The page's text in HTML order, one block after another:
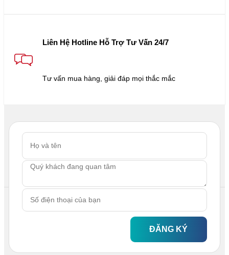
Liên Hệ Hotline Hỗ Trợ Tư Vấn 24/7
Tư vấn mua hàng, giải đáp mọi thắc mắc
ĐĂNG KÝ